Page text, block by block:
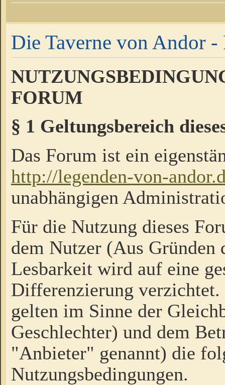
Die Taverne von Andor -
FORUM
§ 1 Geltungsbereich
Das Forum ist ein
http://legenden-von-
unabhängigen
Für die Nutzung dieses
dem Nutzer (Aus Gründen
Lesbarkeit wird auf eine
Differenzierung
gelten im Sinne der
Geschlechter) und dem
"Anbieter" genannt) die
Nutzungsbedingungen.